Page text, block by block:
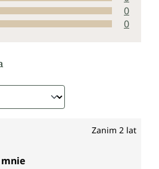
ważne funkcje
zaopatruje komórki w
przemiany materii i
krzepnięcia — niezbędnego
dla regulacji temperatury
0
0
Zanim 2 lat